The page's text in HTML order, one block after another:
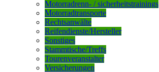
Motorradrenn- / sicherheitstrainings
Motorradtransporte
Rechtsanwälte
Reifendienste/Hersteller
Sonstiges
Stammtische/Treffs
Tourenveranstalter
Versicherungen